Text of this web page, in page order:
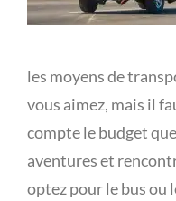
les moyens de
vous aimez, mais il
compte le budget
aventures et
optez pour le bus ou